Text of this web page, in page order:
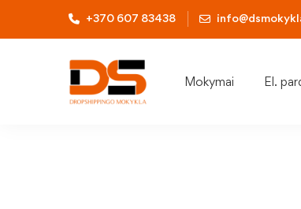
+370 607 83438
Mokymai El.